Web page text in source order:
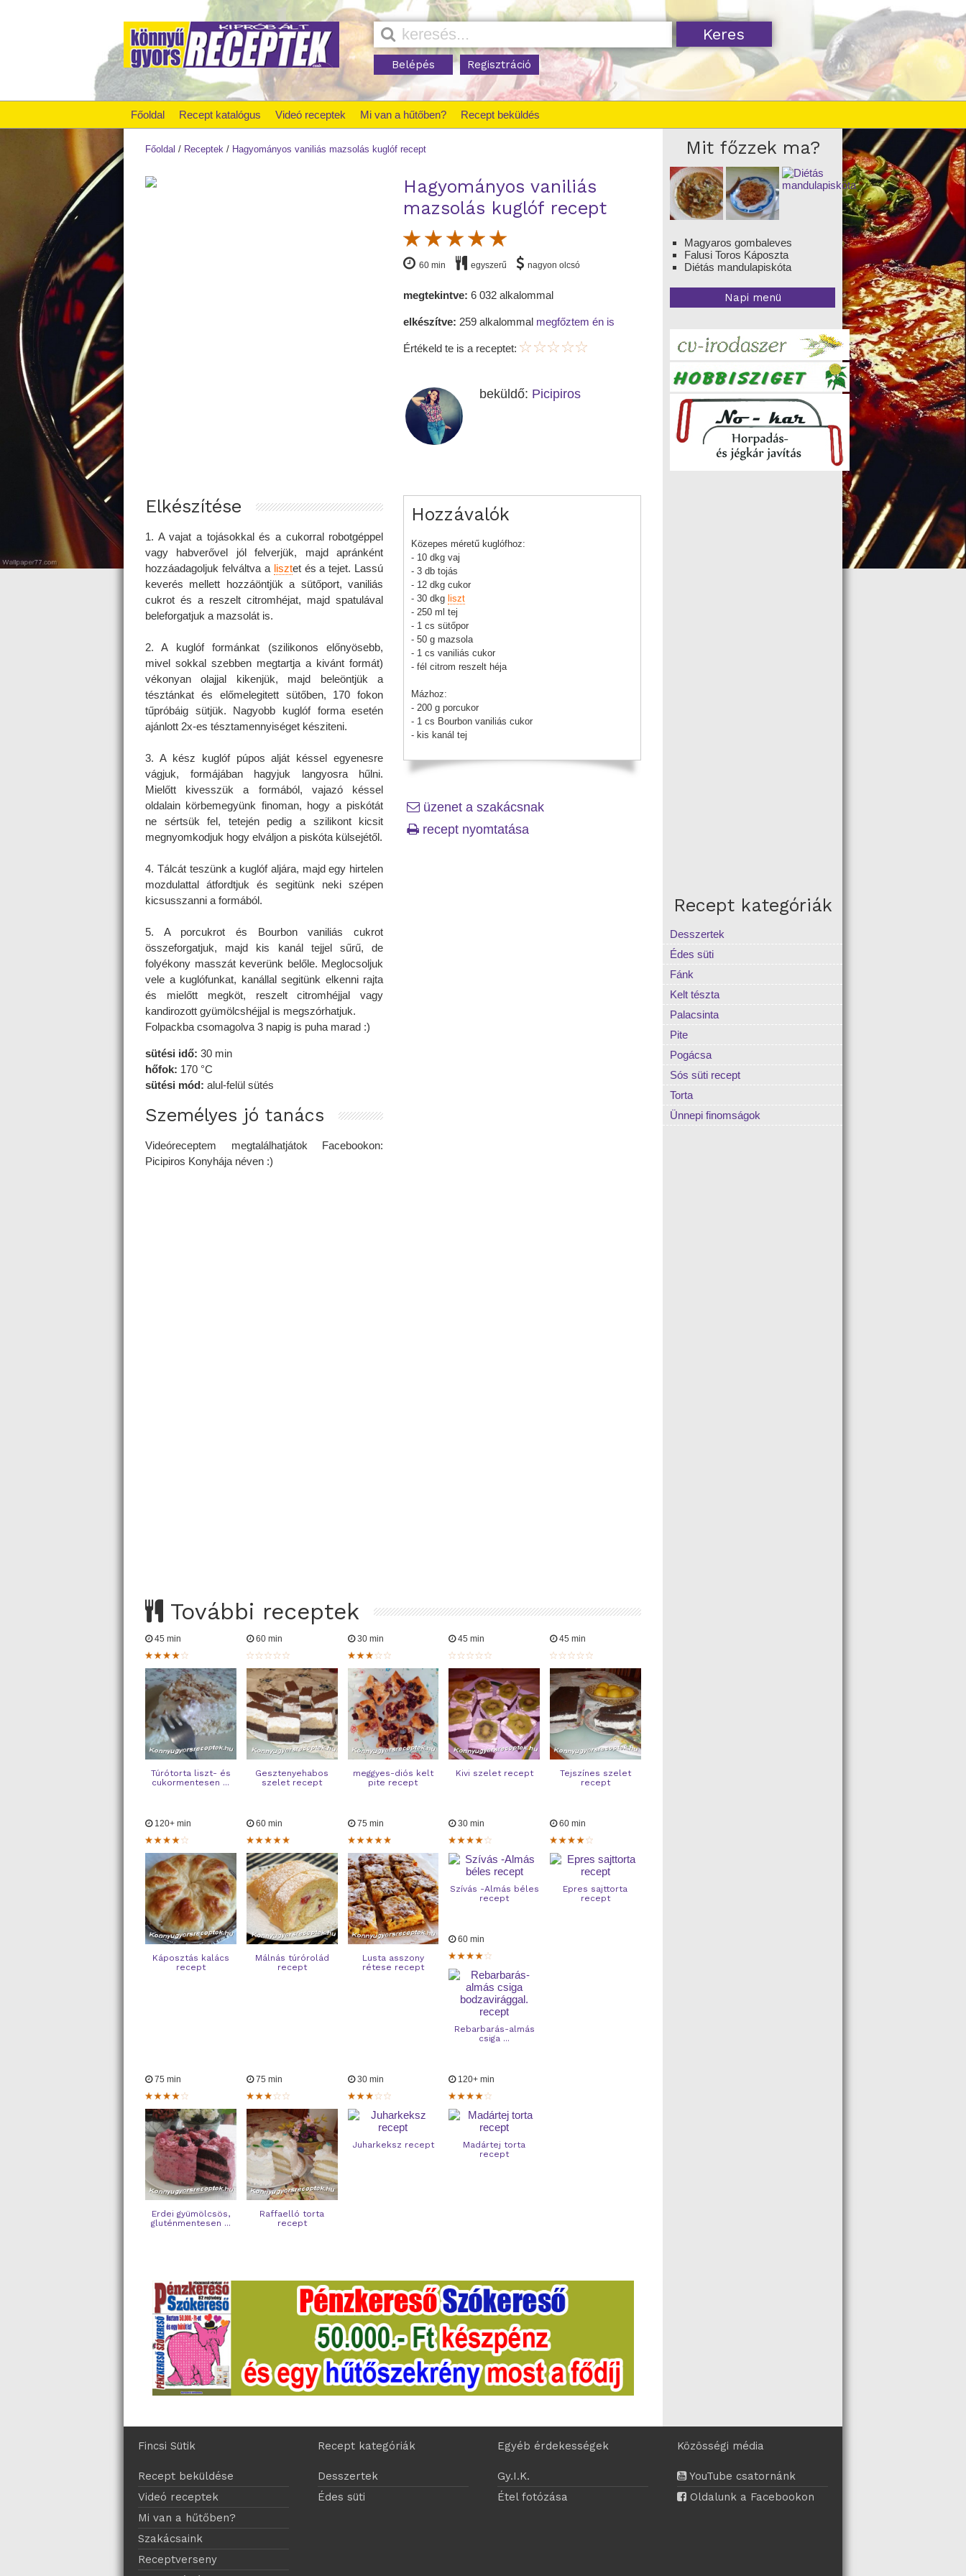
Belépés Regisztráció
Főoldal Recept katalógus Videó receptek Mi van a hűtőben? Recept beküldés
Főoldal / Receptek / Hagyományos vaniliás mazsolás kuglóf recept
Hagyományos vaniliás
mazsolás kuglóf recept
60 min egyszerű nagyon olcsó
megtekintve: 6 032 alkalommal
elkészítve: 259 alkalommal megfőztem én is
Értékeld te is a receptet:
beküldő: Picipiros
Elkészítése
1. A vajat a tojásokkal és a cukorral robotgéppel
vagy habverővel jól felverjük, majd apránként
hozzáadagoljuk felváltva a lisztet és a tejet. Lassú
keverés mellett hozzáöntjük a sütőport, vaniliás
cukrot és a reszelt citromhéjat, majd spatulával
beleforgatjuk a mazsolát is.
2. A kuglóf formánkat (szilikonos előnyösebb,
mivel sokkal szebben megtartja a kivánt formát)
vékonyan olajjal kikenjük, majd beleöntjük a
tésztánkat és előmelegitett sütőben, 170 fokon
tűpróbáig sütjük. Nagyobb kuglóf forma esetén
ajánlott 2x-es tésztamennyiséget késziteni.
3. A kész kuglóf púpos alját késsel egyenesre
vágjuk, formájában hagyjuk langyosra hűlni.
Mielőtt kivesszük a formából, vajazó késsel
oldalain körbemegyünk finoman, hogy a piskótát
ne sértsük fel, tetején pedig a szilikont kicsit
megnyomkodjuk hogy elváljon a piskóta külsejétől.
4. Tálcát teszünk a kuglóf aljára, majd egy hirtelen
mozdulattal átfordtjuk és segitünk neki szépen
kicsusszanni a formából.
5. A porcukrot és Bourbon vaniliás cukrot
összeforgatjuk, majd kis kanál tejjel sűrű, de
folyékony masszát keverünk belőle. Meglocsoljuk
vele a kuglófunkat, kanállal segitünk elkenni rajta
és mielőtt megköt, reszelt citromhéjjal vagy
kandirozott gyümölcshéjjal is megszórhatjuk.
Folpackba csomagolva 3 napig is puha marad :)
sütési idő: 30 min
hőfok: 170 °C
sütési mód: alul-felül sütés
Személyes jó tanács
Videóreceptem megtalálhatjátok Facebookon:
Picipiros Konyhája néven :)
Hozzávalók
Közepes méretű kuglófhoz:
- 10 dkg vaj
- 3 db tojás
- 12 dkg cukor
- 30 dkg liszt
- 250 ml tej
- 1 cs sütőpor
- 50 g mazsola
- 1 cs vaniliás cukor
- fél citrom reszelt héja
Mázhoz:
- 200 g porcukor
- 1 cs Bourbon vaniliás cukor
- kis kanál tej
üzenet a szakácsnak
recept nyomtatása
További receptek
45 min
Túrótorta liszt- és
cukormentesen ...
60 min
Gesztenyehabos
szelet recept
30 min
meggyes-diós kelt
pite recept
45 min
Kivi szelet recept
45 min
Tejszínes szelet
recept
120+ min
Káposztás kalács
recept
60 min
Málnás túrórolád
recept
75 min
Lusta asszony
rétese recept
30 min
Szívás -Almás béles
recept
60 min
Epres sajttorta
recept
60 min
Rebarbarás-almás
csiga ...
75 min
Erdei gyümölcsös,
gluténmentesen ...
75 min
Raffaelló torta
recept
30 min
Juharkeksz recept
120+ min
Madártej torta
recept
Mit főzzek ma?
Magyaros gombaleves
Falusi Toros Káposzta
Diétás mandulapiskóta
Napi menü
Recept kategóriák
Desszertek
Édes süti
Fánk
Kelt tészta
Palacsinta
Pite
Pogácsa
Sós süti recept
Torta
Ünnepi finomságok
Fincsi Sütik
Recept beküldése
Videó receptek
Mi van a hűtőben?
Szakácsaink
Receptverseny
Recept kategóriák
Desszertek
Édes süti
Egyéb érdekességek
Gy.I.K.
Étel fotózása
Közösségi média
YouTube csatornánk
Oldalunk a Facebookon